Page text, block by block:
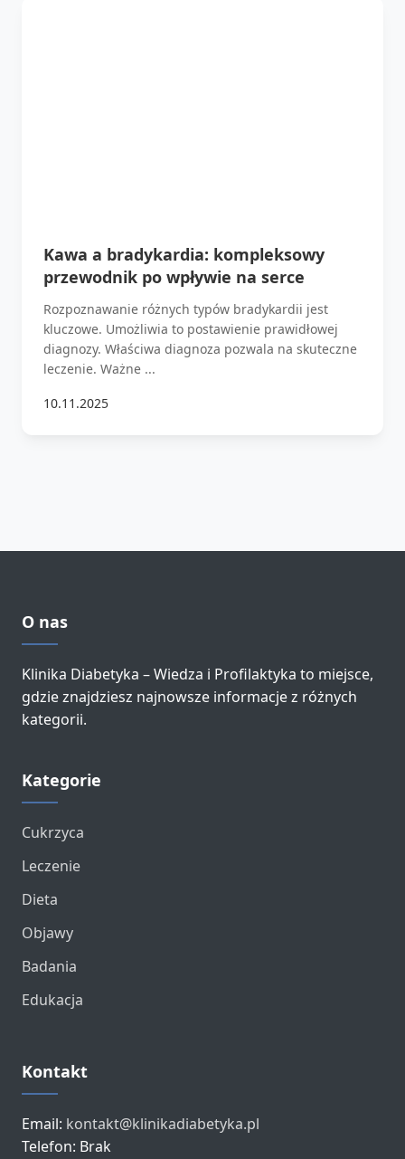
Kawa a bradykardia: kompleksowy
przewodnik po wpływie na serce
Rozpoznawanie różnych typów bradykardii jest
kluczowe. Umożliwia to postawienie prawidłowej
diagnozy. Właściwa diagnoza pozwala na skuteczne
leczenie. Ważne ...
10.11.2025
O nas
Klinika Diabetyka – Wiedza i Profilaktyka to miejsce,
gdzie znajdziesz najnowsze informacje z różnych
kategorii.
Kategorie
Cukrzyca
Leczenie
Dieta
Objawy
Badania
Edukacja
Kontakt
Email: kontakt@klinikadiabetyka.pl
Telefon: Brak